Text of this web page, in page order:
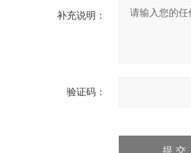
补充说明：
验证码：